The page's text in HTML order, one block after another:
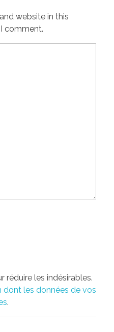
website in this
comment.
réduire les indésirables.
dont les données de vos
.